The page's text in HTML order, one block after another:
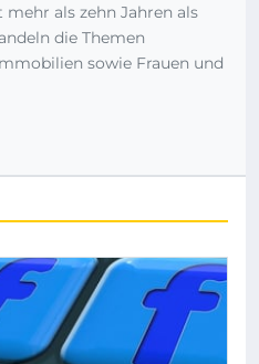
als zehn Jahren als
die Themen
sowie Frauen und